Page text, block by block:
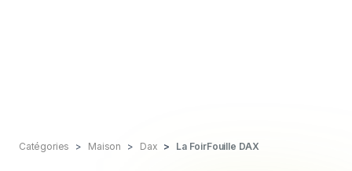
Catégories Maison Dax La FoirFouille DAX